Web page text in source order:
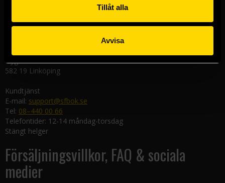
Tillåt alla
Avvisa
Södra Förstadsgatan 26
211 43 Malmö
Nygatan 20
582 19 Linköping
Kundtjänst
E-mail: support@sfbok.se
Tel: 08–440 00 66
Telefontider: 12-14 måndag-torsdag
Stängt helger
Försäljningsvillkor, FAQ & sociala
medier